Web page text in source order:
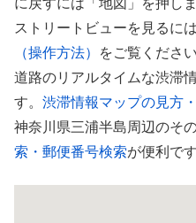
に戻すには「地図」を押しま
ストリートビューを見るには
（操作方法）
をご覧ください
道路のリアルタイムな渋滞
す。 渋滞情報マップの見方
神奈川県三浦半島周辺のそ
索・郵便番号検索が便利です